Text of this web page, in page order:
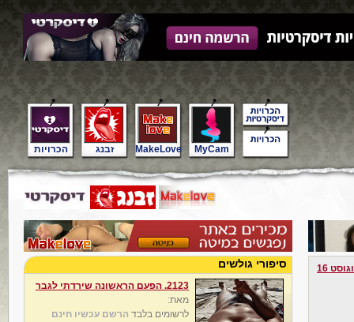
הכרויות זבנג MakeLove MyCam
16 סיפורי גולשים
2123. הפעם הראשונה שירדתי לגבר
מאת:
לרשומים בלבד הרשם עכשיו חינם